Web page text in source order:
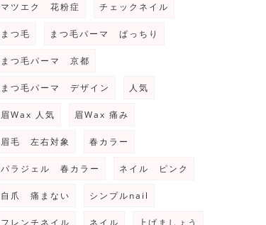
マツエク 花粉症 チェックネイル
まつ毛 まつ毛パーマ ぱっちり
まつ毛パーマ 京都
まつ毛パーマ デザイン 人気
眉Wax 人気 眉Wax 痛み
眉毛 左右対象 春カラー
パラジェル 春カラー ネイル ピンク
自爪 痛まない シンプルnail
フレンチネイル ネイル 上げましょう